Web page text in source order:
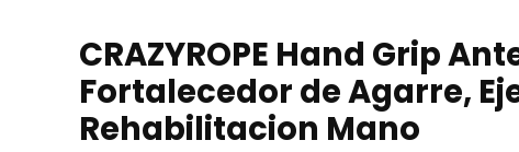
CRAZYROPE Hand Grip
Fortalecedor de Agarre,
Rehabilitacion Mano